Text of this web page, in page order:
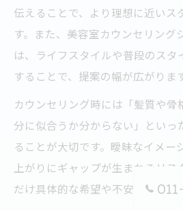
伝えることで、より理想に近いス
す。また、美容室カウンセリング
は、ライフスタイルや普段のスタ
することで、提案の幅が広がります
カウンセリング時には「髪質や
分に似合うか分からない」といっ
ることが大切です。曖昧なイメー
上がりにギャップが生まれるリ
だけ具体的な希望や不安を共有し